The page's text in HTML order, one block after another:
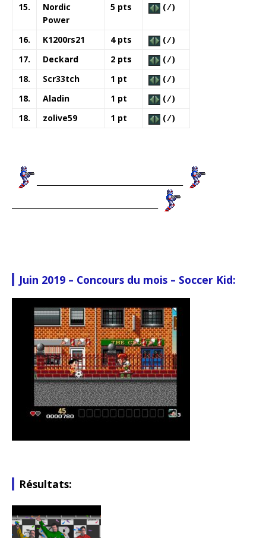
15.
Nordic
Power
5 pts ( ⁄ )
16. K1200rs21 4 pts
( ⁄ )
17.
Deckard 2 pts
( ⁄ )
18.
Scr33tch 1 pt
( ⁄ )
18.
Aladin 1 pt
( ⁄ )
18.
zolive59 1 pt ( ⁄ )
Juin 2019 – Concours du mois – Soccer Kid:
Résultats: